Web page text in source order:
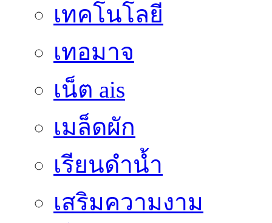
เทคโนโลยี
เทอมาจ
เน็ต ais
เมล็ดผัก
เรียนดำน้ำ
เสริมความงาม